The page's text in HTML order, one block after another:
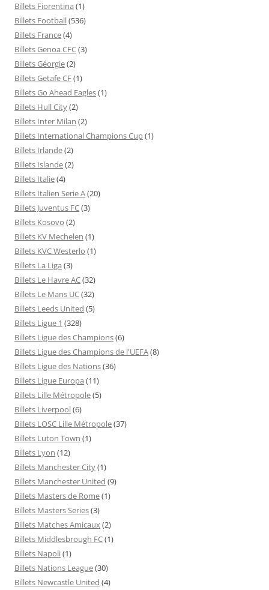
Billets Fiorentina (1)
Billets Football(536)
Billets France(4)
Billets Genoa CFC(3)
Billets Géorgie(2)
Billets Getafe CF(1)
Billets Go Ahead Eagles(1)
Billets Hull City(2)
Billets Inter Milan (2)
Billets International Champions Cup(1)
Billets Irlande(2)
Billets Islande(2)
Billets Italie(4)
Billets Italien Serie A(20)
Billets Juventus FC(3)
Billets Kosovo (2)
Billets KV Mechelen (1)
Billets KVC Westerlo (1)
Billets La Liga (3)
Billets Le Havre AC(32)
Billets Le Mans UC(32)
Billets Leeds United (5)
Billets Ligue 1 (328)
Billets Ligue des Champions(6)
Billets Ligue des Champions de l'UEFA(8)
Billets Ligue des Nations(36)
Billets Ligue Europa (11)
Billets Lille Métropole(5)
Billets Liverpool(6)
Billets LOSC Lille Métropole(37)
Billets Luton Town (1)
Billets Lyon (12)
Billets Manchester City(1)
Billets Manchester United (9)
Billets Masters de Rome(1)
Billets Masters Series(3)
Billets Matches Amicaux(2)
Billets Middlesbrough FC(1)
Billets Napoli(1)
Billets Nations League(30)
Billets Newcastle United (4)